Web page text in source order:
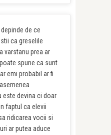
de ce
ca greselile
varstanu prea ar
spune ca sunt
emi probabil ar fi
este devina ci doar
faptul ca elevii
ridicarea vocii si
ar putea aduce